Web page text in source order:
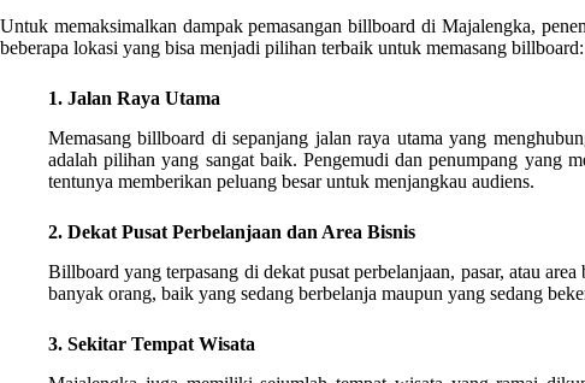
Untuk memaksimalkan dampak pemasangan billboard di Majalengka,
beberapa lokasi yang bisa menjadi pilihan terbaik untuk memasang billboard:
1. Jalan Raya Utama
Memasang billboard di sepanjang jalan raya utama yang
adalah pilihan yang sangat baik. Pengemudi dan penumpang yang
tentunya memberikan peluang besar untuk menjangkau audiens.
2. Dekat Pusat Perbelanjaan dan Area Bisnis
Billboard yang terpasang di dekat pusat perbelanjaan, pasar, atau
banyak orang, baik yang sedang berbelanja maupun yang sedang
3. Sekitar Tempat Wisata